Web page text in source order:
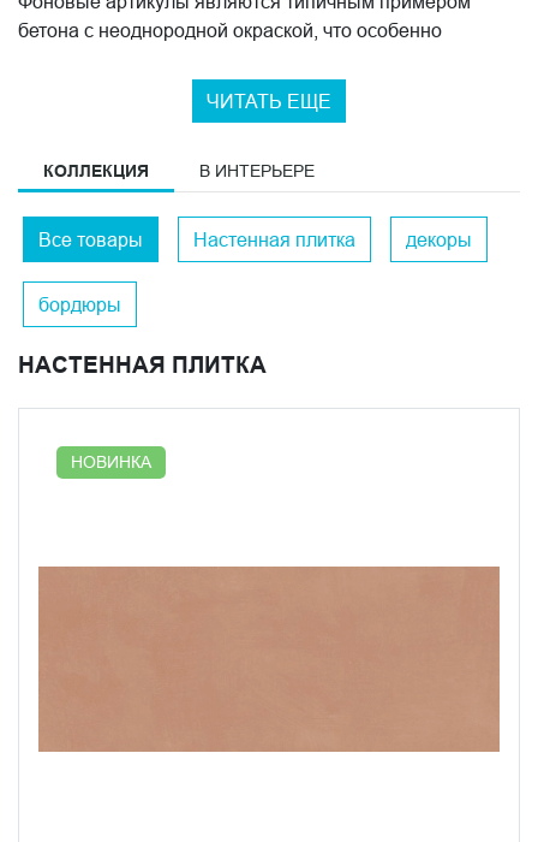
бетона с неоднородной окраской, что особенно
матовой нарезной мозаикой, которая помогает оживить
Восхитительная благородная старина Венеции оживает
бетонную основу словно наброшено тонкое кружево,
которое является неотъемлемым мотивом Венеции.
Декоративные элементы изготовлены с
использованием металлизированной краски, которая
выразительность. Элементы данной коллекции
включают в себя настенную плитку, бордюр и декор.
оригинальный интерьер, идеально подходящий для
ЧИТАТЬ ЕЩЕ
КОЛЛЕКЦИЯ В ИНТЕРЬЕРЕ
Все товары Настенная плитка декоры
бордюры
НАСТЕННАЯ ПЛИТКА
НОВИНКА